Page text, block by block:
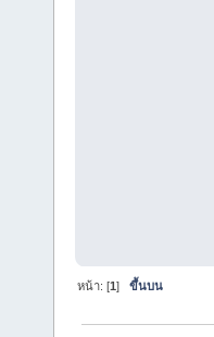
หน้า: [1]ขึ้นบน